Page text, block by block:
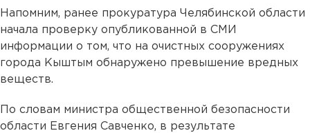
Напомним, ранее прокуратура Челябинской области
начала проверку опубликованной в СМИ
информации о том, что на очистных сооружениях
города Кыштым обнаружено превышение вредных
веществ.
По словам министра общественной безопасности
области Евгения Савченко, в результате